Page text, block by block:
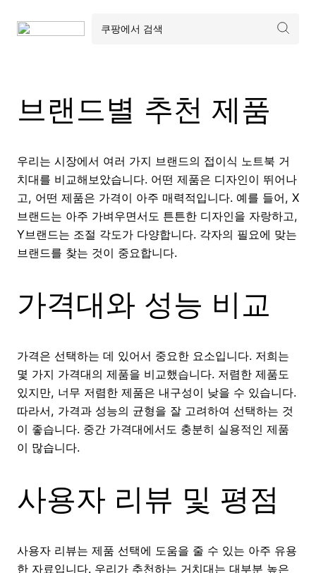
브랜드별 추천 제품
우리는 시장에서 여러 가지 브랜드의 접이식 노트북 거
치대를 비교해보았습니다. 어떤 제품은 디자인이 뛰어나
고, 어떤 제품은 가격이 아주 매력적입니다. 예를 들어, X
브랜드는 아주 가벼우면서도 튼튼한 디자인을 자랑하고,
Y브랜드는 조절 각도가 다양합니다. 각자의 필요에 맞는
브랜드를 찾는 것이 중요합니다.
가격대와 성능 비교
가격은 선택하는 데 있어서 중요한 요소입니다. 저희는
몇 가지 가격대의 제품을 비교했습니다. 저렴한 제품도
있지만, 너무 저렴한 제품은 내구성이 낮을 수 있습니다.
따라서, 가격과 성능의 균형을 잘 고려하여 선택하는 것
이 좋습니다. 중간 가격대에서도 충분히 실용적인 제품
이 많습니다.
사용자 리뷰 및 평점
사용자 리뷰는 제품 선택에 도움을 줄 수 있는 아주 유용
한 자료입니다. 우리가 추천하는 거치대는 대부분 높은